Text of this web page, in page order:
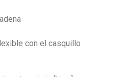
con el casquillo